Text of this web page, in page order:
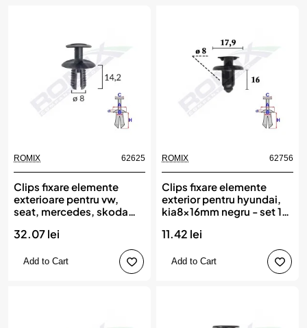
New
ROMIX 62625
Clips fixare elemente
exterioare pentru vw,
seat, mercedes, skoda
10buc, ROMIX
32.07 lei
Add to Cart
ROMIX 62756
Clips fixare elemente
exterior pentru hyundai,
kia8x16mm negru - set 10
11.42 lei
Add to Cart